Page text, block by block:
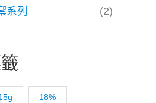
系列 (2)
18%